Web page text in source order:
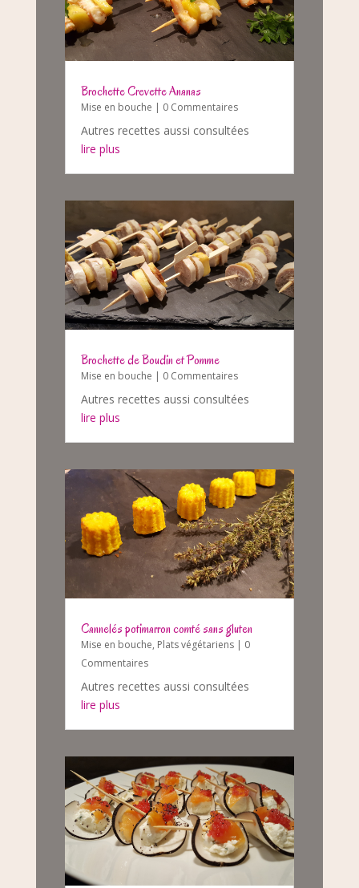
Brochette Crevette Ananas
Mise en bouche | 0 Commentaires
Autres recettes aussi consultées
lire plus
Brochette de Boudin et Pomme
Mise en bouche | 0 Commentaires
Autres recettes aussi consultées
lire plus
Cannelés potimarron comté sans gluten
Mise en bouche, Plats végétariens| 0
Commentaires
Autres recettes aussi consultées
lire plus